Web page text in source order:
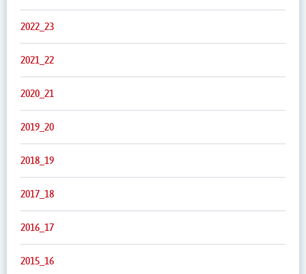
2022_23
2021_22
2020_21
2019_20
2018_19
2017_18
2016_17
2015_16